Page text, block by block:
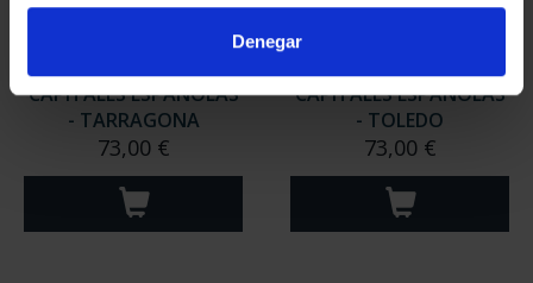
Denegar
CAPITALES ESPAÑOLAS
- TARRAGONA
73,00 €
CAPITALES ESPAÑOLAS
- TOLEDO
73,00 €